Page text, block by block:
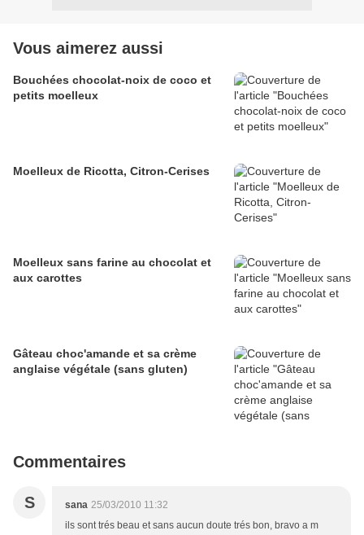
Vous aimerez aussi
Bouchées chocolat-noix de coco et
petits moelleux
Moelleux de Ricotta, Citron-Cerises
Moelleux sans farine au chocolat et
aux carottes
Gâteau choc'amande et sa crème
anglaise végétale (sans gluten)
Commentaires
S sana 25/03/2010 11:32
ils sont trés beau et sans aucun doute trés bon, bravo a m